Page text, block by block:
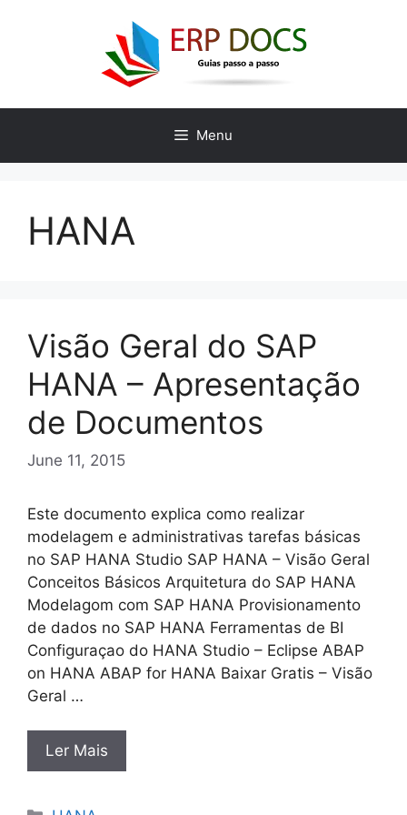
Menu
HANA
Visão Geral do SAP
HANA – Apresentação
de Documentos
June 11, 2015
Este documento explica como realizar
modelagem e administrativas tarefas básicas
no SAP HANA Studio SAP HANA – Visão Geral
Conceitos Básicos Arquitetura do SAP HANA
Modelagom com SAP HANA Provisionamento
de dados no SAP HANA Ferramentas de BI
Configuraçao do HANA Studio – Eclipse ABAP
on HANA ABAP for HANA Baixar Gratis – Visão
Geral …
Ler Mais